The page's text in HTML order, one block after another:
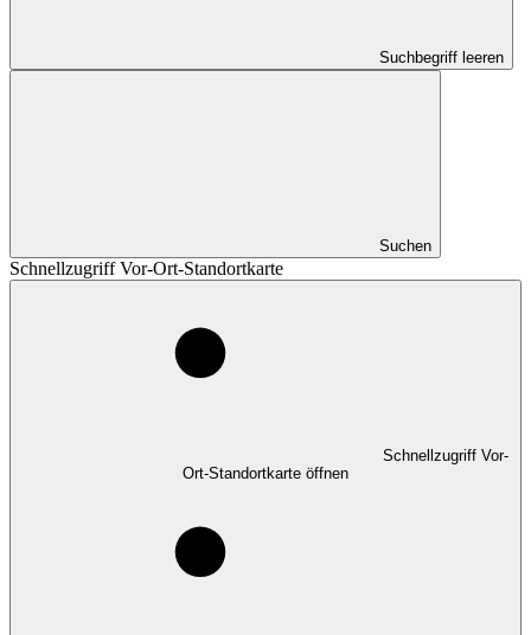
Suchbegriff leeren
Suchen
Schnellzugriff Vor-Ort-Standortkarte
Schnellzugriff Vor-
Ort-Standortkarte öffnen